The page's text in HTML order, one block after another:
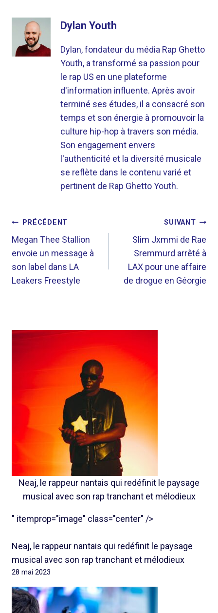
Dylan Youth
Dylan, fondateur du média Rap Ghetto
Youth, a transformé sa passion pour
le rap US en une plateforme
d'information influente. Après avoir
terminé ses études, il a consacré son
temps et son énergie à promouvoir la
culture hip-hop à travers son média.
Son engagement envers
l'authenticité et la diversité musicale
se reflète dans le contenu varié et
pertinent de Rap Ghetto Youth.
NAVIGATION
DE
L’ARTICLE
PRÉCÉDENT
Megan Thee Stallion
envoie un message à
son label dans LA
Leakers Freestyle
SUIVANT
Slim Jxmmi de Rae
Sremmurd arrêté à
LAX pour une affaire
de drogue en Géorgie
Neaj, le rappeur nantais qui redéfinit le paysage
musical avec son rap tranchant et mélodieux
" itemprop="image" class="center" />
Neaj, le rappeur nantais qui redéfinit le paysage
musical avec son rap tranchant et mélodieux
28 mai 2023